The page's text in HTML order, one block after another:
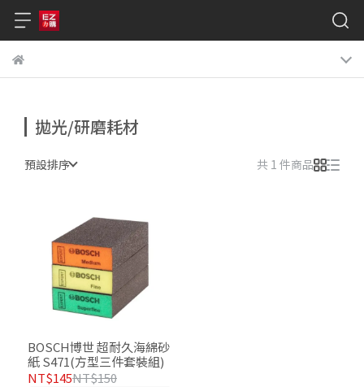
拋光/研磨耗材
預設排序 共 1 件商品
BOSCH博世 超耐久海綿砂
紙 S471(方型三件套裝組)
NT$145NT$150